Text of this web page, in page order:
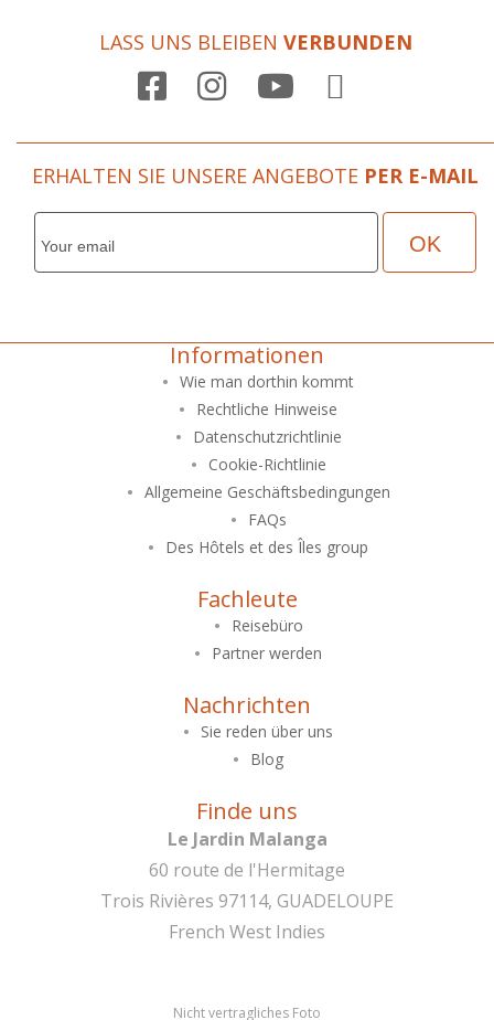
LASS UNS BLEIBEN VERBUNDEN

ERHALTEN SIE UNSERE ANGEBOTE PER E-MAIL
Informationen
Wie man dorthin kommt
Rechtliche Hinweise
Datenschutzrichtlinie
Cookie-Richtlinie
Allgemeine Geschäftsbedingungen
FAQs
Des Hôtels et des Îles group
Fachleute
Reisebüro
Partner werden
Nachrichten
Sie reden über uns
Blog
Finde uns
Le Jardin Malanga
60 route de l'Hermitage
Trois Rivières 97114, GUADELOUPE
French West Indies
Nicht vertragliches Foto